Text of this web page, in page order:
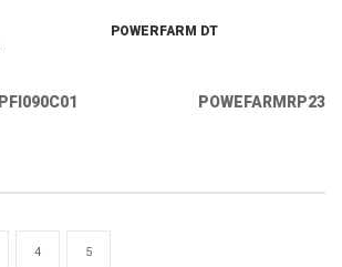
PFI090C01
POWERFARM DT
POWEFARMRP23
4 5